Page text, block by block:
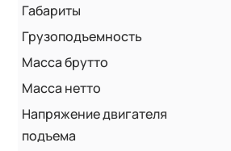
Габариты
Грузоподъемность
Масса брутто
Масса нетто
Напряжение двигателя
подъема